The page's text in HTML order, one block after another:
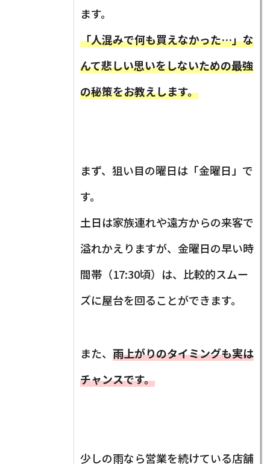
ます。
「人混みで何も買えなかった…」な
んて悲しい思いをしないための最強
の秘策をお教えします。
まず、狙い目の曜日は「金曜日」で
す。
土日は家族連れや遠方からの来客で
溢れかえりますが、金曜日の早い時
間帯（17:30頃）は、比較的スムー
ズに屋台を回ることができます。
また、 雨上がりのタイミングも実は
チャンスです。
少しの雨なら営業を続けている店舗